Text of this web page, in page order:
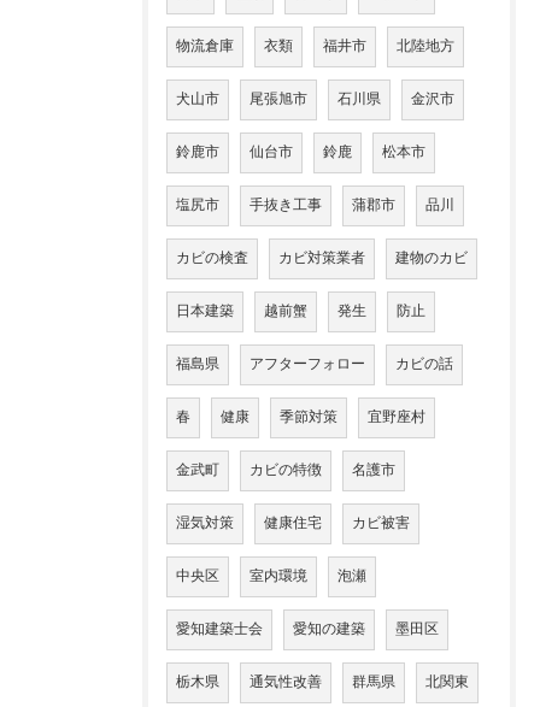
物流倉庫 衣類 福井市 北陸地方
犬山市 尾張旭市 石川県 金沢市
鈴鹿市 仙台市 鈴鹿 松本市
塩尻市 手抜き工事 蒲郡市 品川
カビの検査 カビ対策業者 建物のカビ
日本建築 越前蟹 発生 防止
福島県 アフターフォロー カビの話
春 健康 季節対策 宜野座村
金武町 カビの特徴 名護市
湿気対策 健康住宅 カビ被害
中央区 室内環境 泡瀬
愛知建築士会 愛知の建築 墨田区
栃木県 通気性改善 群馬県 北関東